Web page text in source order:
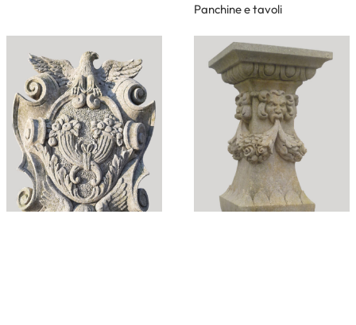
Panchine e tavoli